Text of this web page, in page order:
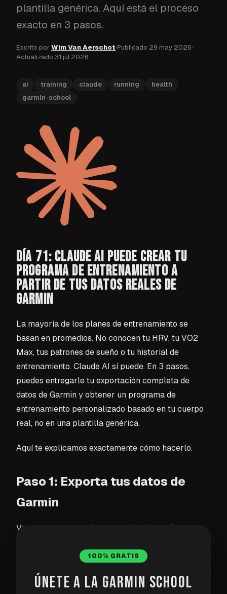
plantilla genérica. Aquí está el proceso
exacto en 3 pasos.
Escrito porWim Van Aerschot·Publicado 29 may 2026·
Actualizado 31 jul 2026
ai training claude running
health
garmin-school
DÍA 71: CLAUDE AI PUEDE CREAR TU
PROGRAMA DE ENTRENAMIENTO A
PARTIR DE TUS DATOS REALES DE
GARMIN
La mayoría de los planes de entrenamiento se
basan en promedios. No conocen tu HRV, tu VO2
Max, tus patrones de sueño o tu historial de
entrenamiento. Claude AI sí puede. En 3 pasos,
puedes entregarle tu exportación completa de
datos de Garmin y obtener un programa de
entrenamiento personalizado basado en tu cuerpo
real, no en una plantilla genérica.
Aquí te explicamos exactamente cómo hacerlo.
Paso 1: Exporta tus datos de
Garmin
Ve a
garmin.com → Cuenta → Gestión de Datos →
"Exportar Tus Datos"
100% GRATIS
ÚNETE A LA GARMIN SCHOOL